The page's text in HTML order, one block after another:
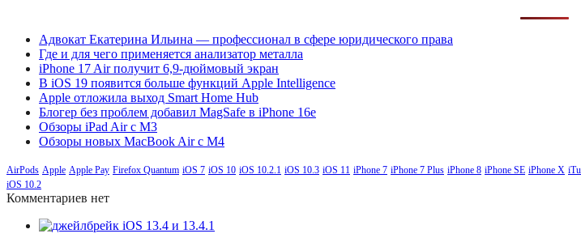
Адвокат Екатерина Ильина — профессионал в сфере юридического права
Где и для чего применяется анализатор металла
iPhone 17 Air получит 6,9-дюймовый экран
В iOS 19 появится больше функций Apple Intelligence
Apple отложила выход Smart Home Hub
Блогер без проблем добавил MagSafe в iPhone 16e
Обзоры iPad Air с M3
Обзоры новых MacBook Air с M4
AirPods Apple Apple Pay Firefox Quantum iOS 7 iOS 10 iOS 10.2.1 iOS 10.3 iOS 11 iPhone 7 iPhone 7 Plus iPhone 8 iPhone SE iPhone X
iOS 10.2
Комментариев нет